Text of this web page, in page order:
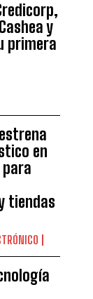
y
primera
en
para
tiendas